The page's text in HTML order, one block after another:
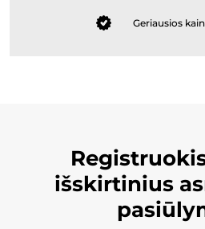
Geriausios
išskirtinius